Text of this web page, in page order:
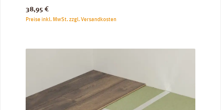
Regulärer Preis:
38,95 €
Preise inkl. MwSt. zzgl. Versandkosten